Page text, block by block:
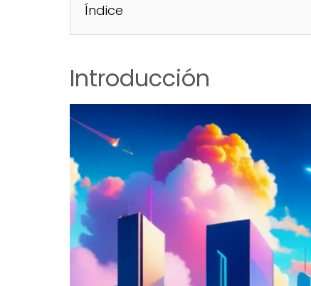
Índice
Introducción